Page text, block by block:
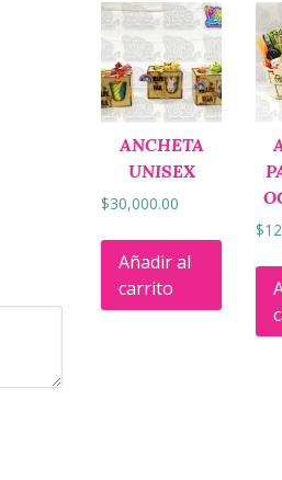
ANCHETA
UNISEX
$30,000.00
Añadir al
carrito
$